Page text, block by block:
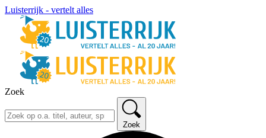
Luisterrijk - vertelt alles
Zoek
Zoek